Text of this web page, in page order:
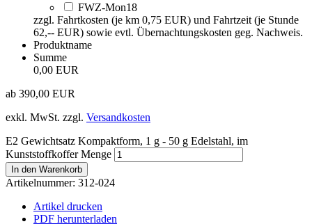
FWZ-Mon18
zzgl. Fahrtkosten (je km 0,75 EUR) und Fahrtzeit (je Stunde
62,-- EUR) sowie evtl. Übernachtungskosten geg. Nachweis.
Produktname
Summe
0,00 EUR
ab 390,00 EUR
exkl. MwSt. zzgl. Versandkosten
E2 Gewichtsatz Kompaktform, 1 g - 50 g Edelstahl, im
Kunststoffkoffer Menge
In den Warenkorb
Artikelnummer: 312-024
Artikel drucken
PDF herunterladen